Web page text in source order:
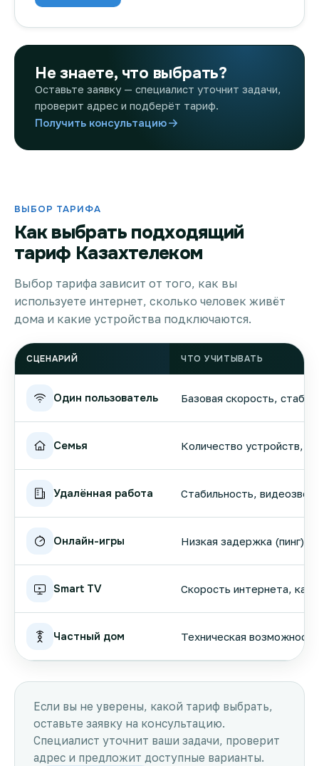
Не знаете, что выбрать?
Оставьте заявку — специалист уточнит задачи,
проверит адрес и подберёт тариф.
Получить консультацию
ВЫБОР ТАРИФА
Как выбрать подходящий
тариф Казахтелеком
Выбор тарифа зависит от того, как вы
используете интернет, сколько человек живёт
дома и какие устройства подключаются.
СЦЕНАРИЙ ЧТО УЧИТЫВАТЬ
Один пользователь Базовая скорость,
Семья Количество устройств,
Удалённая работа Стабильность,
Онлайн-игры Низкая задержка (пинг),
Smart TV Скорость интернета,
Частный дом Техническая
Если вы не уверены, какой тариф выбрать,
оставьте заявку на консультацию.
Специалист уточнит ваши задачи, проверит
адрес и предложит доступные варианты.